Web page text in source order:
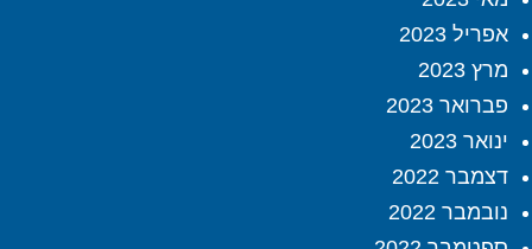
אפריל 2023
מרץ 2023
פברואר 2023
ינואר 2023
דצמבר 2022
נובמבר 2022